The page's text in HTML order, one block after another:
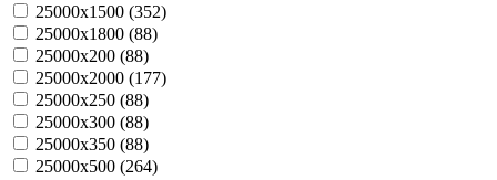
25000х1500 (352)
25000х1800 (88)
25000х200 (88)
25000х2000 (177)
25000х250 (88)
25000х300 (88)
25000х350 (88)
25000х500 (264)